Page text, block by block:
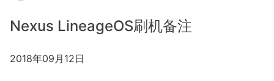
Nexus LineageOS刷机备注
2018年09月12日